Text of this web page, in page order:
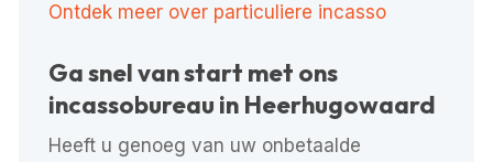
Ontdek meer over particuliere incasso
Ga snel van start met ons
incassobureau in Heerhugowaard
Heeft u genoeg van uw onbetaalde